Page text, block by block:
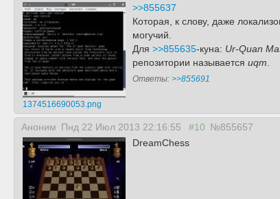
1374516690053.png
>>855637
Которая, к слову, даже
могучий.
Для >>855635-куна: Ur-Quan
репозитории называется uqm
Ответы: >>855691
Аноним Пнд 22 Июл 2013 22:16:55 #10 №855657
DreamChess